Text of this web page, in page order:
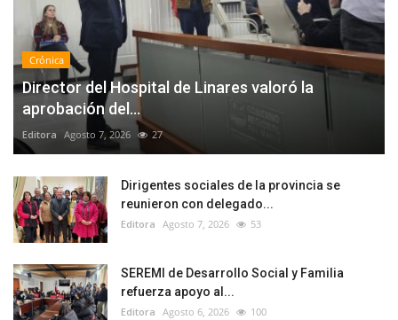
Crónica
Director del Hospital de Linares valoró la
aprobación del...
Editora Agosto 7, 2026 27
Dirigentes sociales de la provincia se
reunieron con delegado...
Editora Agosto 7, 2026 53
SEREMI de Desarrollo Social y Familia
refuerza apoyo al...
Editora Agosto 6, 2026 100